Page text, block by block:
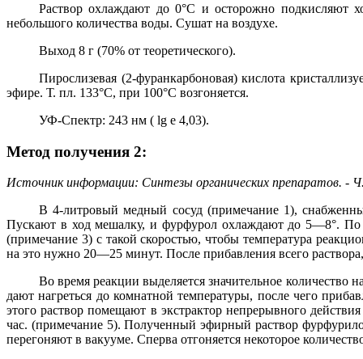
Раствор охлаждают до 0°С и осторожно подкисляют
небольшого количества воды. Сушат на воздухе.
Выход 8 г (70% от теоретического).
Пирослизевая (2-фуранкарбоновая) кислота
эфире. Т. пл. 133°С, при 100°С возгоняется.
УФ-Спектр: 243 нм ( lg e 4,03).
Метод получения 2:
Источник информации: Синтезы органических препаратов. -
В 4-литровый медный сосуд (примечание 1),
Пускают в ход мешалку, и фурфурол охлаждают до 5—8°. По
(примечание 3) с такой скоростью, чтобы температура
на это нужно 20—25 минут. После прибавления всего
Во время реакции выделяется значительное
дают нагреться до комнатной температуры, после чего
этого раствор помещают в экстрактор непрерывного
час. (примечание 5). Полученный эфирный раствор
перегоняют в вакууме. Сперва отгоняется некоторое